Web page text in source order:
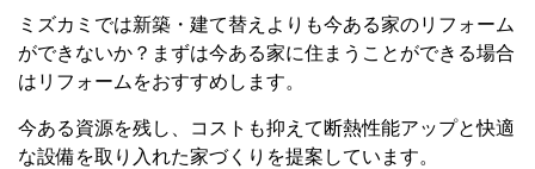
ミズカミでは新築・建て替えよりも今ある家のリフォーム
ができないか？まずは今ある家に住まうことができる場合
はリフォームをおすすめします。
今ある資源を残し、コストも抑えて断熱性能アップと快適
な設備を取り入れた家づくりを提案しています。